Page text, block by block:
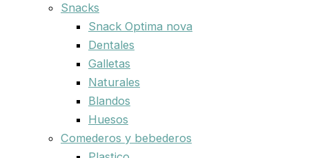
Snacks
Snack Optima nova
Dentales
Galletas
Naturales
Blandos
Huesos
Comederos y bebederos